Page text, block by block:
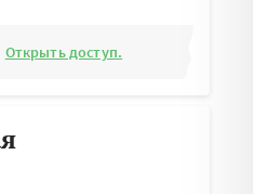
Открыть доступ.